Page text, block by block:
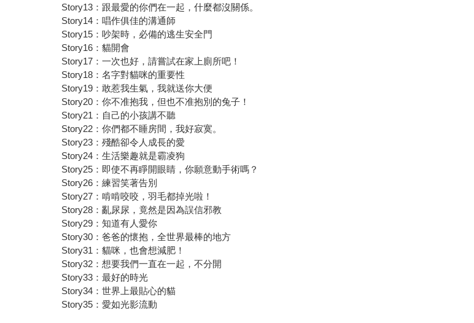
Story13：跟最愛的你們在一起，什麼都沒關係。
Story14：唱作俱佳的溝通師
Story15：吵架時，必備的逃生安全門
Story16：貓開會
Story17：一次也好，請嘗試在家上廁所吧！
Story18：名字對貓咪的重要性
Story19：敢惹我生氣，我就送你大便
Story20：你不准抱我，但也不准抱別的兔子！
Story21：自己的小孩講不聽
Story22：你們都不睡房間，我好寂寞。
Story23：殘酷卻令人成長的愛
Story24：生活樂趣就是霸凌狗
Story25：即使不再睜開眼睛，你願意動手術嗎？
Story26：練習笑著告別
Story27：啃啃咬咬，羽毛都掉光啦！
Story28：亂尿尿，竟然是因為誤信邪教
Story29：知道有人愛你
Story30：爸爸的懷抱，全世界最棒的地方
Story31：貓咪，也會想減肥！
Story32：想要我們一直在一起，不分開
Story33：最好的時光
Story34：世界上最貼心的貓
Story35：愛如光影流動